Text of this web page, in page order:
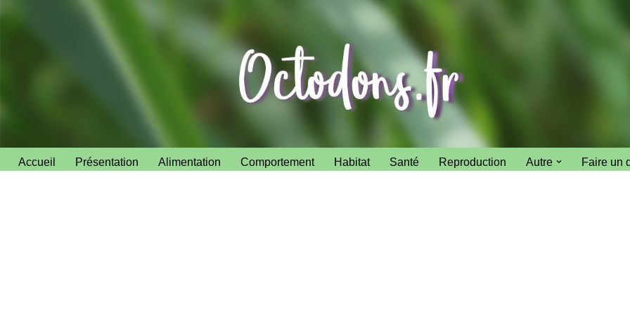
Accueil Présentation Alimentation Comportement Habitat Santé Reproduction Autre Faire un